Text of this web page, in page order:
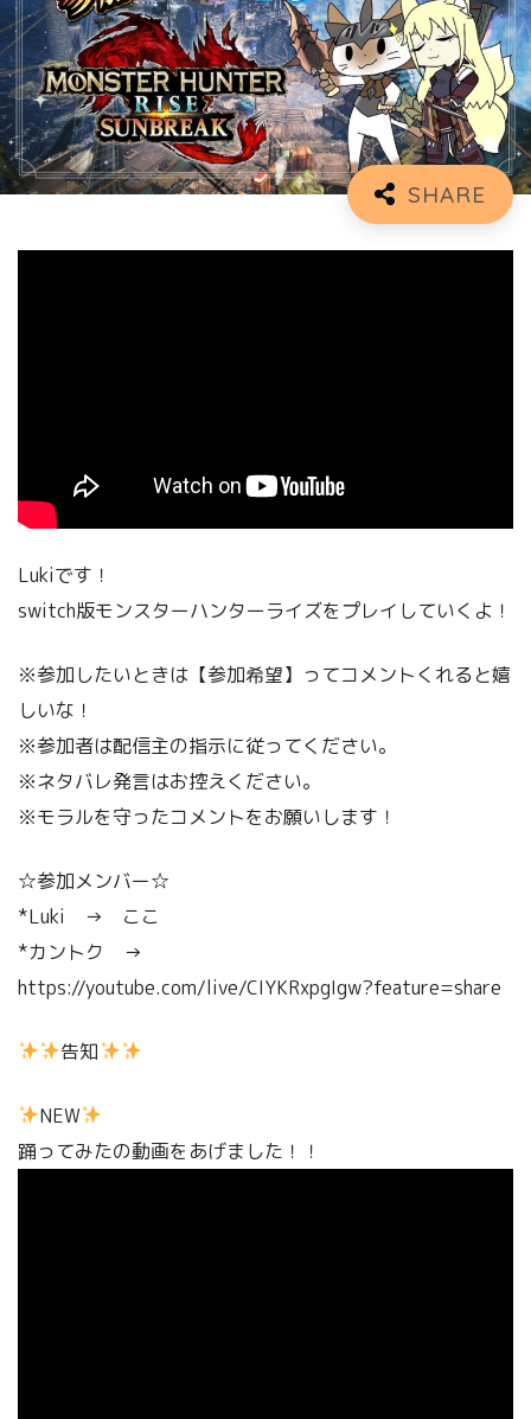
Lukiです！
switch版モンスターハンターライズをプレイしていくよ！
※参加したいときは【参加希望】ってコメントくれると嬉
しいな！
※参加者は配信主の指示に従ってください。
※ネタバレ発言はお控えください。
※モラルを守ったコメントをお願いします！
☆参加メンバー☆
*Luki → ここ
*カントク →
https://youtube.com/live/CIYKRxpgIgw?feature=share
告知
NEW
踊ってみたの動画をあげました！！